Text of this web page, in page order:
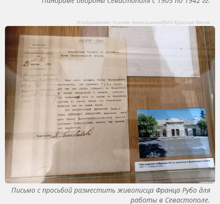
Изображение: Ксения Алексашина@ИА Красная Весна
Письмо с просьбой разместить живописца Франца Рубо для
работы в Севастополе.